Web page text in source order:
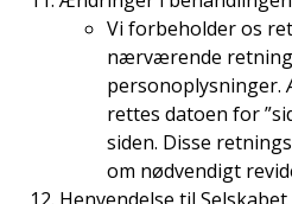
Vi forbeholder os
nærværende
rettes datoen for
siden. Disse
om nødvendigt